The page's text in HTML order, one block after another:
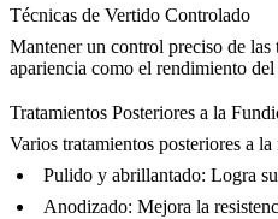
Técnicas de Vertido Controlado
Mantener un control preciso de
apariencia como el rendimiento
Tratamientos Posteriores a la
Varios tratamientos posteriores a
Pulido y abrillantado: Logra
Anodizado: Mejora la